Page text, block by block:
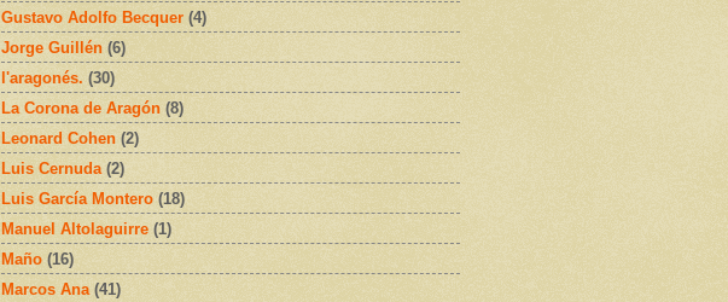
Gustavo Adolfo Becquer (4)
Jorge Guillén (6)
l'aragonés. (30)
La Corona de Aragón (8)
Leonard Cohen (2)
Luis Cernuda (2)
Luis García Montero (18)
Manuel Altolaguirre (1)
Maño (16)
Marcos Ana (41)